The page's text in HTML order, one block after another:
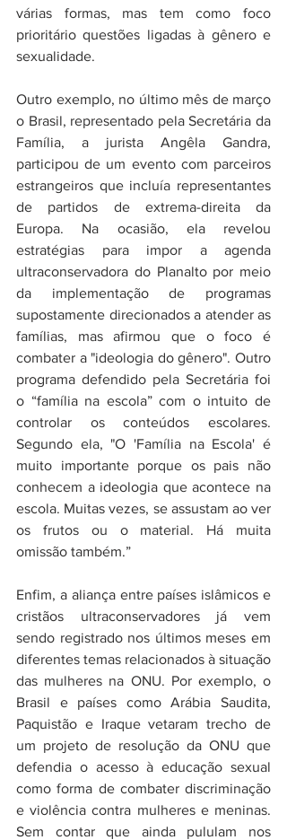
várias formas, mas tem como foco
prioritário questões ligadas à gênero e
sexualidade.
Outro exemplo, no último mês de março
o Brasil, representado pela Secretária da
Família, a jurista Angêla Gandra,
participou de um evento com parceiros
estrangeiros que incluía representantes
de partidos de extrema-direita da
Europa. Na ocasião, ela revelou
estratégias para impor a agenda
ultraconservadora do Planalto por meio
da implementação de programas
supostamente direcionados a atender as
famílias, mas afirmou que o foco é
combater a "ideologia do gênero". Outro
programa defendido pela Secretária foi
o “família na escola” com o intuito de
controlar os conteúdos escolares.
Segundo ela, "O 'Família na Escola' é
muito importante porque os pais não
conhecem a ideologia que acontece na
escola. Muitas vezes, se assustam ao ver
os frutos ou o material. Há muita
omissão também.”
Enfim, a aliança entre países islâmicos e
cristãos ultraconservadores já vem
sendo registrado nos últimos meses em
diferentes temas relacionados à situação
das mulheres na ONU.
Brasil e países como Arábia Saudita,
Paquistão e Iraque vetaram trecho de
um projeto de resolução da ONU que
defendia o acesso à educação sexual
como forma de combater discriminação
e violência contra mulheres e meninas.
Sem contar que ainda pululam nos